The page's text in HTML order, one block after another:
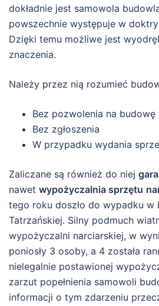
dokładnie jest samowola
powszechnie występuje w
Dzięki temu możliwe jest
znaczenia.
Należy przez nią rozumieć
Bez pozwolenia na budowę
Bez zgłoszenia
W przypadku wydania
Zaliczane są również do niej
nawet wypożyczalnia sprzętu
tego roku doszło do wypadku w
Tatrzańskiej. Silny podmuch
wypożyczalni narciarskiej, w
poniosły 3 osoby, a 4 została
nielegalnie postawionej
zarzut popełnienia samowoli
informacji o tym zdarzeniu